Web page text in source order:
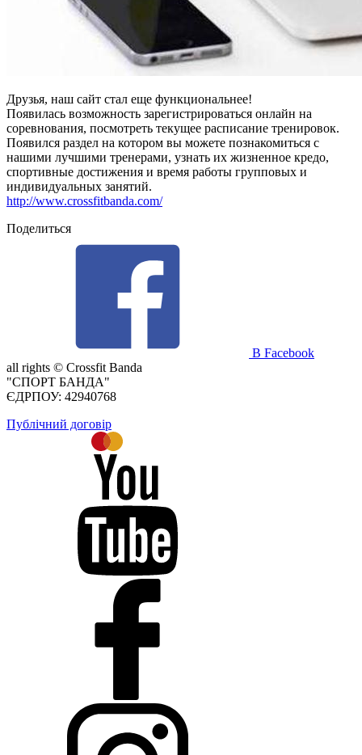
Друзья, наш сайт стал еще функциональнее!
Появилась возможность зарегистрироваться онлайн на
соревнования, посмотреть текущее расписание тренировок.
Появился раздел на котором вы можете познакомиться с
нашими лучшими тренерами, узнать их жизненное кредо,
спортивные достижения и время работы групповых и
индивидуальных занятий.
http://www.crossfitbanda.com/
Поделиться
В Facebook
all rights © Crossfit Banda
"СПОРТ БАНДА"
ЄДРПОУ: 42940768
Публічний договір